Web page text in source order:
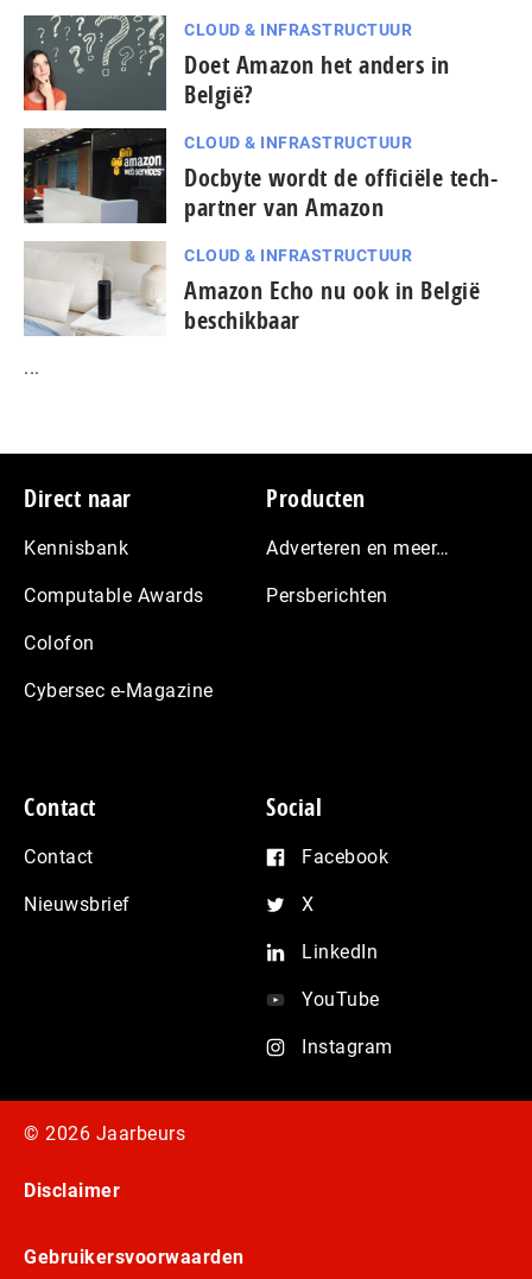
CLOUD & INFRASTRUCTUUR
Doet Amazon het anders in
België?
CLOUD & INFRASTRUCTUUR
Docbyte wordt de officiële tech-
partner van Amazon
CLOUD & INFRASTRUCTUUR
Amazon Echo nu ook in België
beschikbaar
...
Footer
Direct naar
Kennisbank
Computable Awards
Colofon
Cybersec e-Magazine
Producten
Adverteren en meer…
Persberichten
Contact
Contact
Nieuwsbrief
Social
Facebook
X
LinkedIn
YouTube
Instagram
© 2026 Jaarbeurs
Disclaimer
Gebruikersvoorwaarden